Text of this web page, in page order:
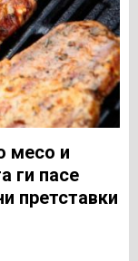
месо и
ги пасе
претставки